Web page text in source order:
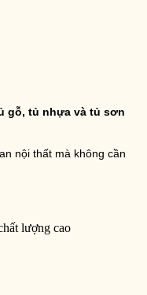
gỗ, tủ nhựa và tủ sơn
nội thất mà không cần